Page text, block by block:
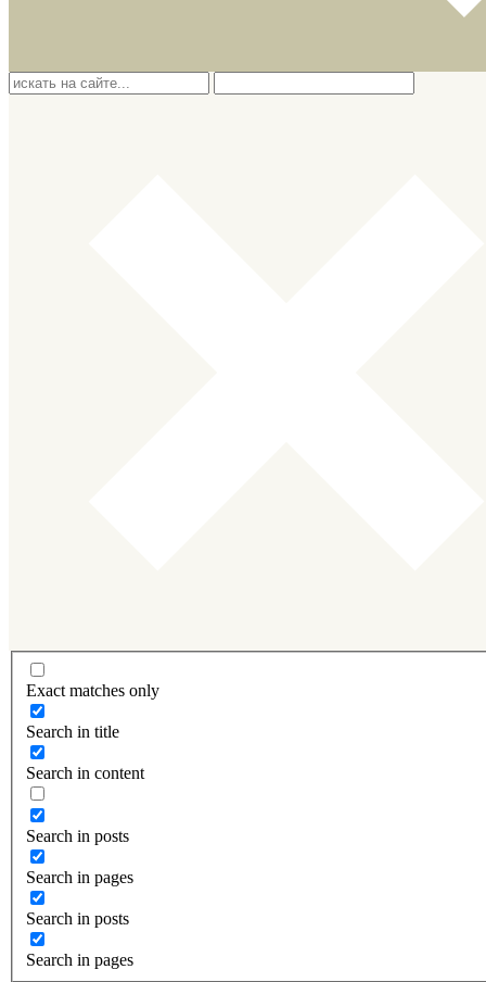
Exact matches only
Search in title
Search in content
Search in posts
Search in pages
Search in posts
Search in pages